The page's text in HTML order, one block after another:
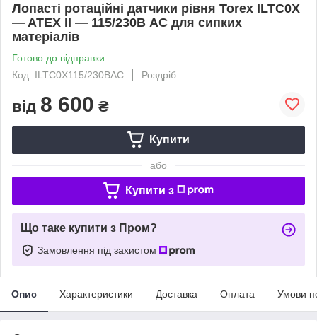
Лопасті ротаційні датчики рівня Torex ILTC0X
— ATEX II — 115/230В AC для сипких
матеріалів
Готово до відправки
Код: ILTC0X115/230ВAC
Роздріб
від 8 600 ₴
Купити
або
Купити з
Що таке купити з Пром?
Замовлення під захистом
Опис Характеристики Доставка Оплата Умови